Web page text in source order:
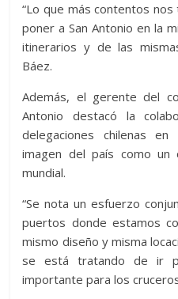
“Lo que más contentos
poner a San Antonio en la
itinerarios y de las
Báez.
Además, el gerente del
Antonio destacó la
delegaciones chilenas
imagen del país como un
mundial.
“Se nota un esfuerzo
puertos donde estamos
mismo diseño y misma
se está tratando de ir
importante para los